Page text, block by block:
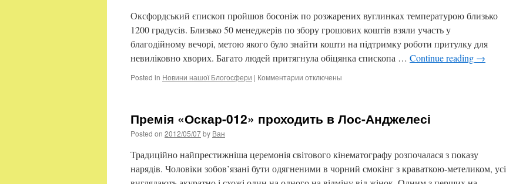
загинули,
45
поранені
Оксфордський єпископ пройшов босоніж по розжарених вуглинках температурою близько
1200 градусів. Близько 50 менеджерів по збору грошових коштів взяли участь у
благодійному вечорі, метою якого було знайти кошти на підтримку роботи притулку для
невиліковно хворих. Багато людей притягнула обіцянка єпископа … Continue reading →
Posted in Новини нашої Блогосфери | Комментарии к
по
на
хосписи
отключены
Премія «Оскар-012» проходить в Лос-Анджелесі
Posted on 2012/05/07by Ван
Традиційно найпрестижніша церемонія світового кінематографу розпочалася з показу
нарядів. Чоловіки зобов’язані бути одягненими в чорний смокінг з краваткою-метеликом, усі